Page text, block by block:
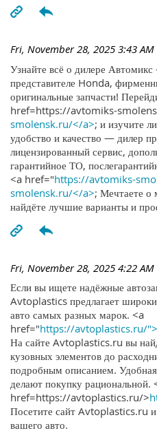
Fri, November 28, 2025 3:43 AM
Узнайте всё о дилере
представителе Honda,
оригинальные запчасти!
href=https://avtomiks-
smolensk.ru/</a>; и изучите
удобство и качество — дилер
лицензированный сервис,
гарантийное ТО,
<a href="https://avtomiks-
smolensk.ru/</a>; Мечтаете
найдёте лучшие варианты и
Fri, November 28, 2025 4:22 AM
Если вы ищете надёжные
Avtoplastics предлагает
авто самых разных марок. <a
href="https://avtoplastics.ru/
На сайте Avtoplastics.ru вы
кузовных элементов до
подробным описанием.
делают покупку рациональной.
href=https://avtoplastics.ru/>
Посетите сайт Avtoplastics.ru
вашего авто.